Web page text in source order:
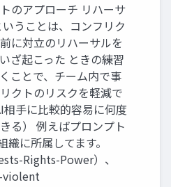
のアプローチ リハーサ
うことは、コンフリク
に対立のリハーサルを
ざ起こった ときの練習
ことで、チーム内で事
クトのリスクを軽減で
相手に比較的容易に何度
る） 例えばプロンプト
織に所属してます。
Rights-Power）、
violent